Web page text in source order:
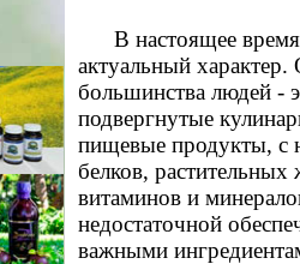
В настоящее
актуальный
большинства людей -
подвергнутые
пищевые продукты, с
белков,
витаминов и
недостаточной
важными